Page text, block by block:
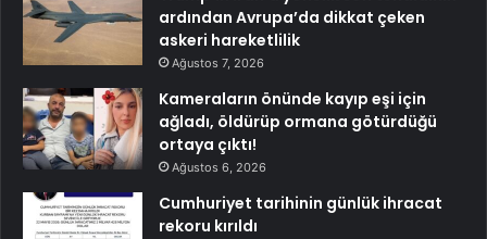
ardından Avrupa’da dikkat çeken
askeri hareketlilik
Ağustos 7, 2026
Kameraların önünde kayıp eşi için
ağladı, öldürüp ormana götürdüğü
ortaya çıktı!
Ağustos 6, 2026
Cumhuriyet tarihinin günlük ihracat
rekoru kırıldı